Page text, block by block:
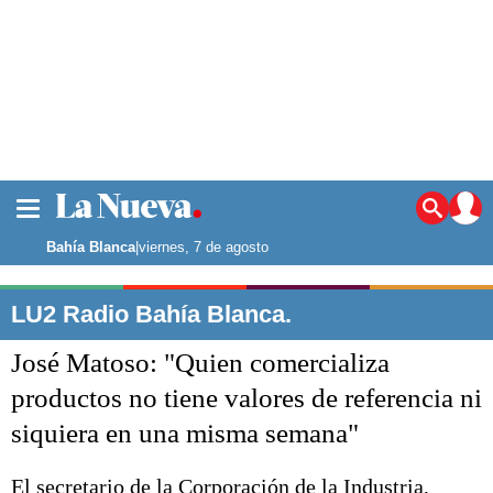
Noticias
La ciudad
Punta Alta
El país
El mundo
Seguridad
Deportes
Escenario Olímpico
Liga del Sur
Bahía Blanca|viernes, 7 de agosto
LU2 Radio Bahía Blanca.
José Matoso: "Quien comercializa
productos no tiene valores de referencia ni
siquiera en una misma semana"
El secretario de la Corporación de la Industria,